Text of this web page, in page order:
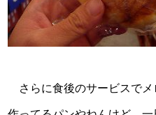
さらに食後のサービスでメ